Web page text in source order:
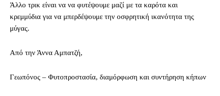
Άλλο τρικ είναι να να φυτέψουμε μαζί με τα καρότα και
κρεμμύδια για να μπερδέψουμε την οσφρητική ικανότητα της
μύγας.
Από την Άννα Αμπατζή,
Γεωπόνος – Φυτοπροστασία, διαμόρφωση και συντήρηση κήπων